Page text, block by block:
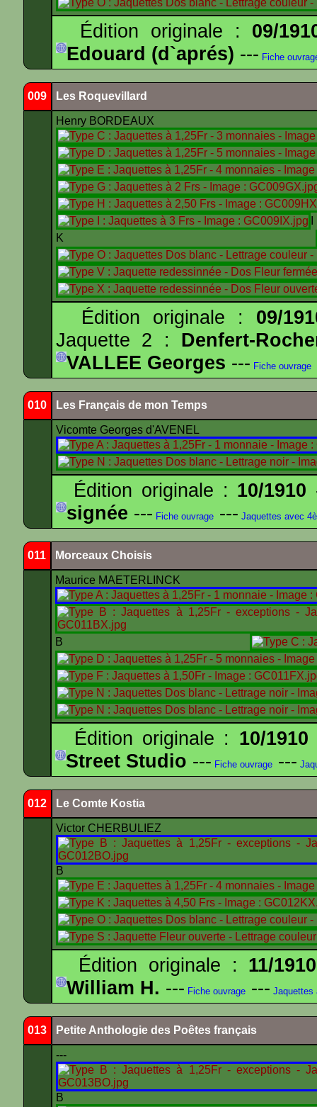
Édition originale : 09/
Edouard (d`aprés) --- Fiche
009 Les Roquevillard
Henry BORDEAUX
K
Édition originale : 09/
Jaquette 2 : Denfert-
VALLEE Georges --- Fiche ouvrage
010 Les Français de mon Temps
Vicomte Georges d'AVENEL
Édition originale : 10/1910
signée --- Fiche ouvrage --- Jaquettes avec
011 Morceaux Choisis
Maurice MAETERLINCK
B
Édition originale : 10/1910
Street Studio --- Fiche ouvrage ---
012 Le Comte Kostia
Victor CHERBULIEZ
B
Édition originale : 11/1910
William H. --- Fiche ouvrage --- Jaquettes
013 Petite Anthologie des Poêtes français
---
B